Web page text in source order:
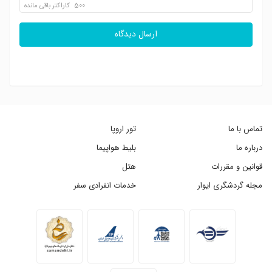
500 کاراکتر باقی مانده
ارسال دیدگاه
تماس با ما
درباره ما
قوانین و مقررات
مجله گردشگری ایوار
تور اروپا
بلیط هواپیما
هتل
خدمات انفرادی سفر